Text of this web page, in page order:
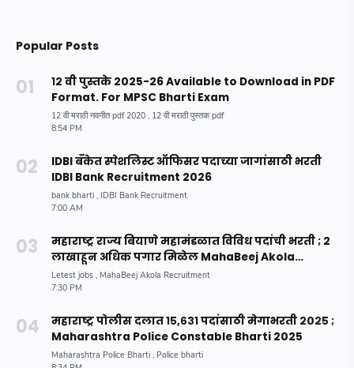
Popular Posts
१२ वी पुस्तके 2025-26 Available to Download in PDF
Format. For MPSC Bharti Exam
IDBI बँकेत स्पेशलिस्ट ऑफिसर पदाच्या जागांसाठी भरती
IDBI Bank Recruitment 2026
महाराष्ट्र राज्य बियाणे महामंडळात विविध पदांची भरती ; 2
लाखाहून अधिक पगार मिळेल MahaBeej Akola
Recruitment 2023
महाराष्ट्र पोलीस दलात १५,६३१ पदांसाठी मेगाभरती २०२५ ;
Maharashtra Police Constable Bharti 2025